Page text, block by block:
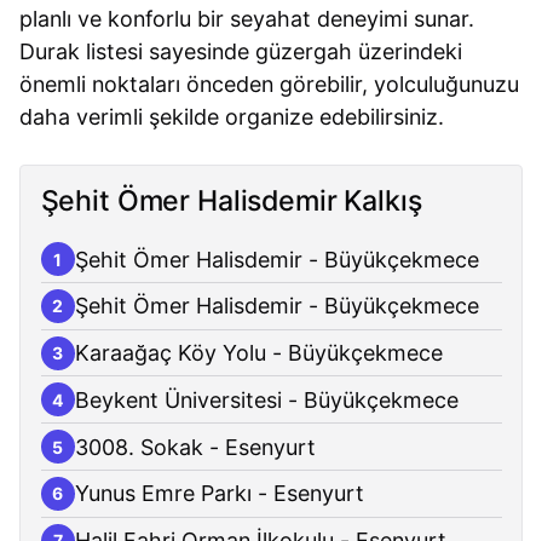
planlı ve konforlu bir seyahat deneyimi sunar.
Durak listesi sayesinde güzergah üzerindeki
önemli noktaları önceden görebilir, yolculuğunuzu
daha verimli şekilde organize edebilirsiniz.
Şehit Ömer Halisdemir Kalkış
1 Şehit Ömer Halisdemir - Büyükçekmece
2 Şehit Ömer Halisdemir - Büyükçekmece
3 Karaağaç Köy Yolu - Büyükçekmece
4 Beykent Üniversitesi - Büyükçekmece
5 3008. Sokak - Esenyurt
6 Yunus Emre Parkı - Esenyurt